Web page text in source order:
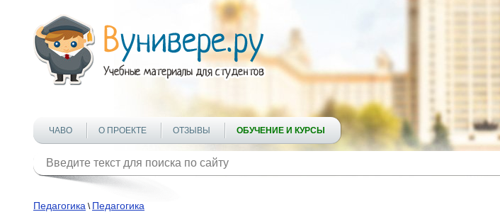
ЧАВО О ПРОЕКТЕ ОТЗЫВЫ ОБУЧЕНИЕ И КУРСЫ
Педагогика \ Педагогика